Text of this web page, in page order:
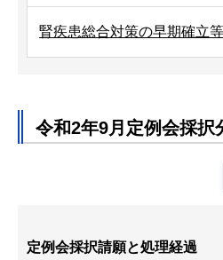
腎疾患総合対策の早期確立
令和2年9月定例会採択
定例会採択請願と処理経過